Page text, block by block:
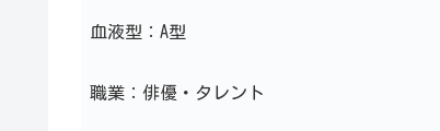
血液型：A型
職業：俳優・タレント